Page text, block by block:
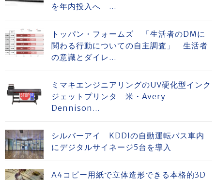
を年内投入へ ...
トッパン・フォームズ 「生活者のDMに
関わる行動についての自主調査」 生活者
の意識とダイレ...
ミマキエンジニアリングのUV硬化型インク
ジェットプリンタ 米・Avery
Dennison...
シルバーアイ KDDIの自動運転バス車内
にデジタルサイネージ5台を導入
A4コピー用紙で立体造形できる本格的3D